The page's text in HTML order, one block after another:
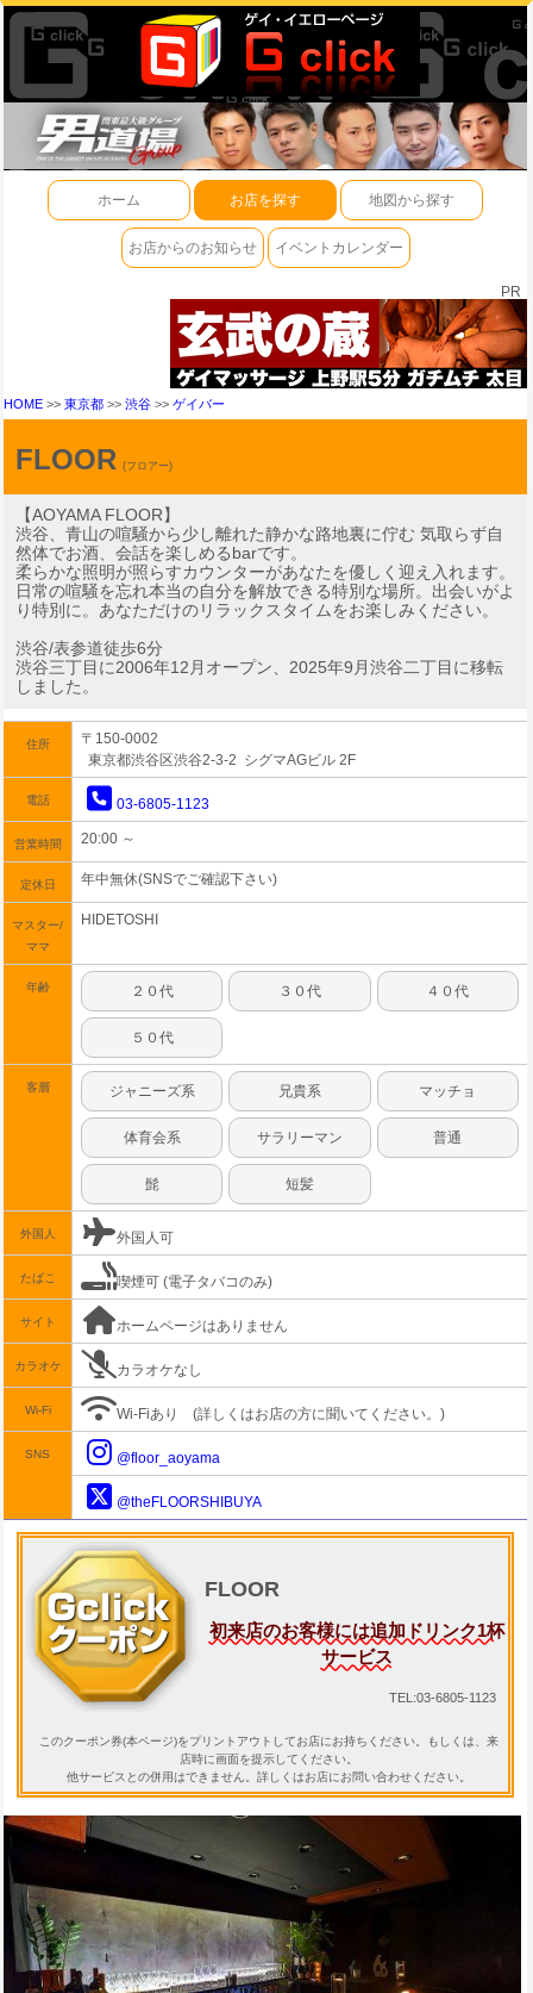
ホーム お店を探す 地図から探す
お店からのお知らせ イベントカレンダー
PR
HOME >> 東京都 >> 渋谷 >> ゲイバー
FLOOR (フロアー)
【AOYAMA FLOOR】
渋谷、青山の喧騒から少し離れた静かな路地裏に佇む 気取らず自
然体でお酒、会話を楽しめるbarです。
柔らかな照明が照らすカウンターがあなたを優しく迎え入れます。
日常の喧騒を忘れ本当の自分を解放できる特別な場所。出会いがよ
り特別に。あなただけのリラックスタイムをお楽しみください。
渋谷/表参道徒歩6分
渋谷三丁目に2006年12月オープン、2025年9月渋谷二丁目に移転
しました。
住所
〒150-0002
東京都渋谷区渋谷2-3-2 シグマAGビル 2F
電話 03-6805-1123
営業時間 20:00 ～
定休日 年中無休(SNSでご確認下さい)
マスター/
ママ
HIDETOSHI
年齢 ２０代 ３０代 ４０代
５０代
客層 ジャニーズ系 兄貴系 マッチョ
体育会系 サラリーマン 普通
髭 短髪
外国人 外国人可
たばこ 喫煙可 (電子タバコのみ)
サイト ホームページはありません
カラオケ カラオケなし
Wi-Fi Wi-Fiあり(詳しくはお店の方に聞いてください。)
SNS @floor_aoyama
@theFLOORSHIBUYA
FLOOR
初来店のお客様には追加ドリンク1杯
サービス
TEL:03-6805-1123
このクーポン券(本ページ)をプリントアウトしてお店にお持ちください。もしくは、来
店時に画面を提示してください。
他サービスとの併用はできません。詳しくはお店にお問い合わせください。